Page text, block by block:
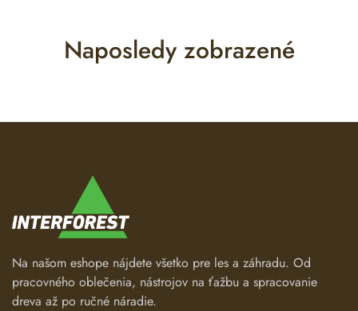
Naposledy zobrazené
Na našom eshope nájdete všetko pre les a záhradu. Od
pracovného oblečenia, nástrojov na ťažbu a spracovanie
dreva až po ručné náradie.